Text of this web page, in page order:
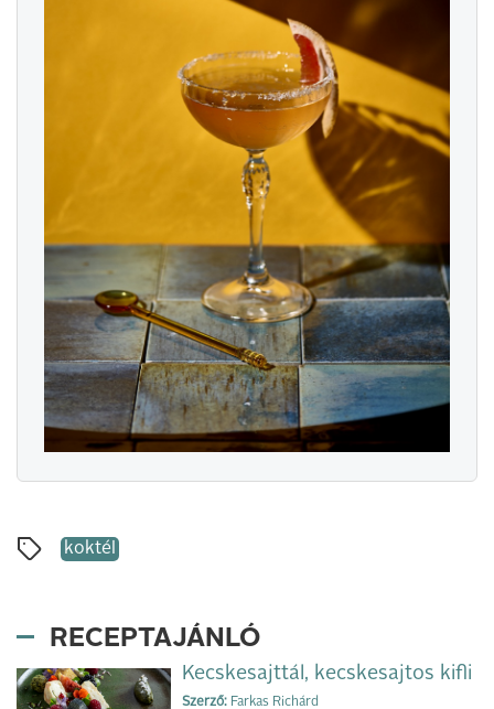
koktél
RECEPTAJÁNLÓ
Kecskesajttál, kecskesajtos kifli
Szerző: Farkas Richárd